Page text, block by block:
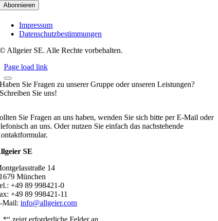
Impressum
Datenschutzbestimmungen
© Allgeier SE. Alle Rechte vorbehalten.
Page load link
Haben Sie Fragen zu unserer Gruppe oder unseren Leistungen?
Schreiben Sie uns!
Sie Fragen an uns haben, wenden Sie sich bitte per E-Mail oder
an uns. Oder nutzen Sie einfach das nachstehende
SE
14
München
+49 89 998421-0
+49 89 998421-11
Mail:info@allgeier.com